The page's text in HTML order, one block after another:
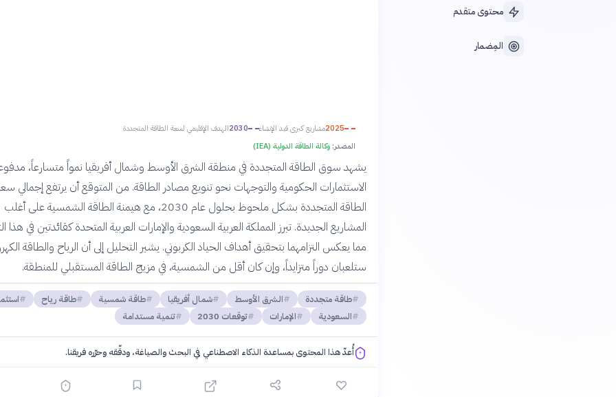
محتوى متقدم
المِضمار
2025مشاريع كبرى قيد الإنشاء 2030الهدف الإقليمي لسعة الطاقة المتجددة
المصدر: وكالة الطاقة الدولية (IEA)
يشهد سوق الطاقة المتجددة في منطقة الشرق الأوسط وشمال أفريقيا نمواً متسارعاً،
الاستثمارات الحكومية والتوجهات نحو تنويع مصادر الطاقة. من المتوقع أن يرتفع إجمالي
الطاقة المتجددة بشكل ملحوظ بحلول عام 2030، مع هيمنة الطاقة الشمسية على أغلب
المشاريع الجديدة. تبرز المملكة العربية السعودية والإمارات العربية المتحدة كقائدتين في هذا
مما يعكس التزامهما بتحقيق أهداف الحياد الكربوني. يشير التحليل إلى أن الرياح والطاقة
ستلعبان دوراً متزايداً، وإن كان أقل من الشمسية، في مزيج الطاقة المستقبلي للمنطقة.
طاقة متجددة الشرق الأوسط شمال أفريقيا طاقة شمسية طاقة رياح
السعودية
الإمارات توقعات 2030 تنمية مستدامة
أُعدّ هذا المحتوى بمساعدة الذكاء الاصطناعي في البحث والصياغة، ودقّقه وحرّره فريقنا.